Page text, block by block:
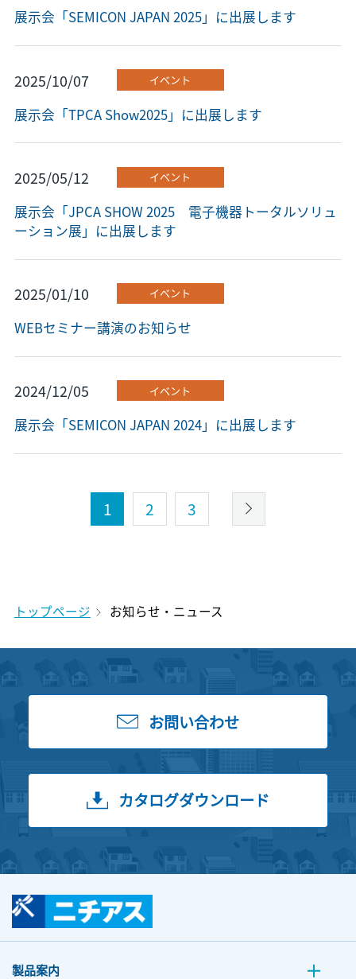
展示会「SEMICON JAPAN 2025」に出展します
2025/10/07 イベント
展示会「TPCA Show2025」に出展します
2025/05/12 イベント
展示会「JPCA SHOW 2025 電子機器トータルソリュ
ーション展」に出展します
2025/01/10 イベント
WEBセミナー講演のお知らせ
2024/12/05 イベント
展示会「SEMICON JAPAN 2024」に出展します
1 2 3
トップページ お知らせ・ニュース
お問い合わせ
カタログダウンロード
製品案内